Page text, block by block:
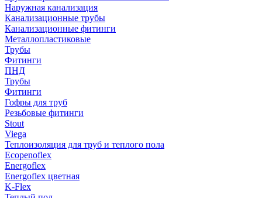
Наружная канализация
Канализационные трубы
Канализационные фитинги
Металлопластиковые
Трубы
Фитинги
ПНД
Трубы
Фитинги
Гофры для труб
Резьбовые фитинги
Stout
Viega
Теплоизоляция для труб и теплого пола
Ecopenoflex
Energoflex
Energoflex цветная
K-Flex